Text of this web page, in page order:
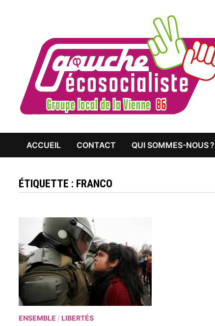
ACCUEIL CONTACT QUI SOMMES-NOUS ?
ÉTIQUETTE : FRANCO
ENSEMBLE / LIBERTÉS